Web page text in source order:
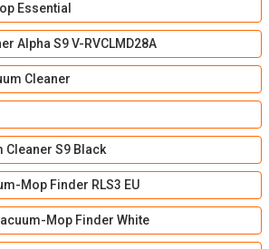
Essential
Alpha S9 V-RVCLMD28A
Cleaner
Cleaner S9 Black
Mop Finder RLS3 EU
Mop Finder White